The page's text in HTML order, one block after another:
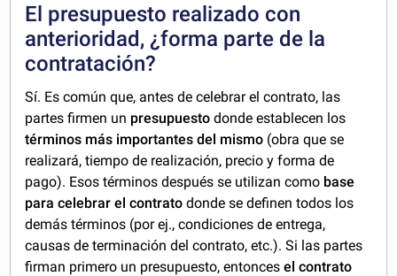
El presupuesto realizado con
anterioridad, ¿forma parte de la
contratación?
Sí. Es común que, antes de celebrar el contrato, las
partes firmen un presupuesto donde establecen los
términos más importantes del mismo (obra que se
realizará, tiempo de realización, precio y forma de
pago). Esos términos después se utilizan como base
para celebrar el contrato donde se definen todos los
demás términos (por ej., condiciones de entrega,
causas de terminación del contrato, etc.). Si las partes
firman primero un presupuesto, entoncesel contrato